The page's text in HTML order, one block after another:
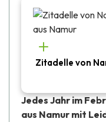
Zitadelle von
Jedes Jahr im
aus Namur mit